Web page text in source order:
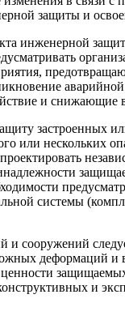
защиты и
инженерной
и сни­жающие
застроенных
или нескольких
системы
и сооружений
деформаций и
ценности
и